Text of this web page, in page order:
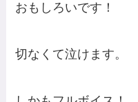
おもしろいです！
切なくて泣けます。